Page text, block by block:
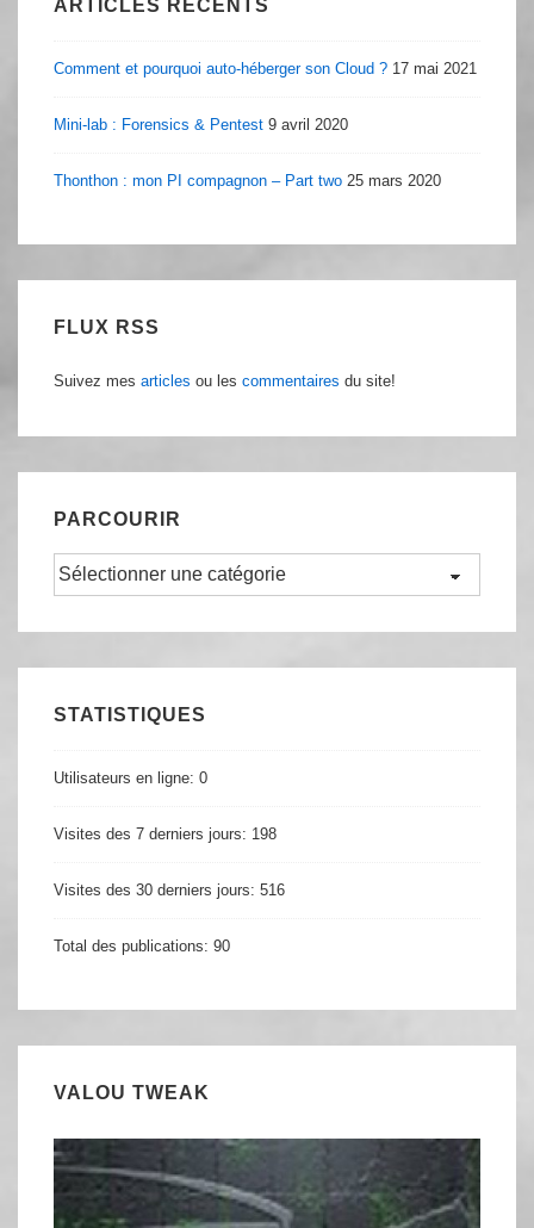
ARTICLES RÉCENTS
Comment et pourquoi auto-héberger son Cloud ? 17 mai 2021
Mini-lab : Forensics & Pentest 9 avril 2020
Thonthon : mon PI compagnon – Part two 25 mars 2020
FLUX RSS
Suivez mes articles ou les commentaires du site!
PARCOURIR
Parcourir
STATISTIQUES
Utilisateurs en ligne: 0
Visites des 7 derniers jours: 198
Visites des 30 derniers jours: 516
Total des publications: 90
VALOU TWEAK